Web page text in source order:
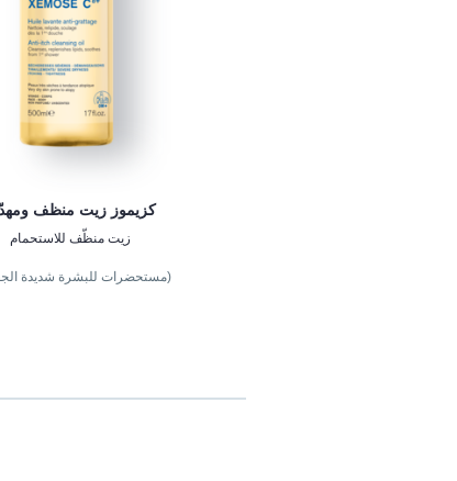
كزيموز زيت منظف
زيت منظّف للاستحمام
(مستحضرات للبشرة شديدة